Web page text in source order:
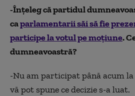
-Înţeleg că partidul
caparlamentarii săi să fie
participe la votul pe moţiune.
dumneavoastră?
-Nu am participat până acum la
vă pot spune ce decizie s-a luat.